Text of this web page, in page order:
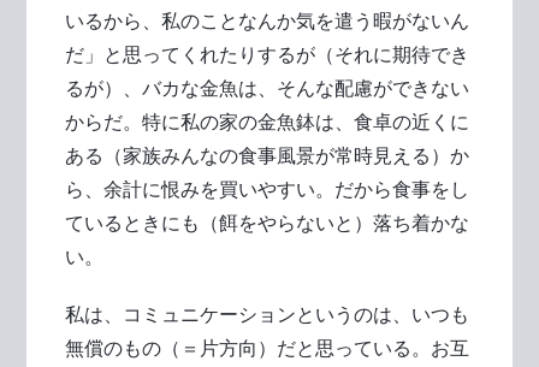
いるから、私のことなんか気を遣う暇がないん
だ」と思ってくれたりするが（それに期待でき
るが）、バカな金魚は、そんな配慮ができない
からだ。特に私の家の金魚鉢は、食卓の近くに
ある（家族みんなの食事風景が常時見える）か
ら、余計に恨みを買いやすい。だから食事をし
ているときにも（餌をやらないと）落ち着かな
い。
私は、コミュニケーションというのは、いつも
無償のもの（＝片方向）だと思っている。お互